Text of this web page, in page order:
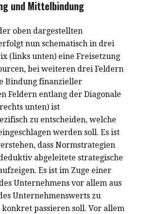
und Mittelbindung
oben dargestellten
nun schematisch in drei
(links unten) eine Freisetzung
bei weiteren drei Feldern
Bindung finanzieller
Feldern entlang der Diagonale
unten) ist
zu entscheiden, welche
werden soll. Es ist
dass Normstrategien
abgeleitete strategische
Es ist im Zuge einer
Unternehmens vor allem aus
Unternehmenswerts zu
konkret passieren soll. Vor allem